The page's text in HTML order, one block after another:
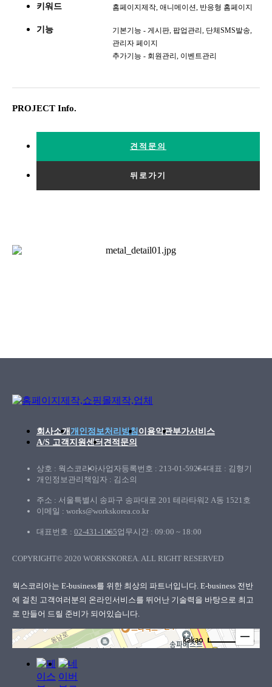
키워드 홈페이지제작, 애니메이션, 반응형 홈페이지
기능
기본기능 - 게시판, 팝업관리, 단체SMS발송,
관리자 페이지
추가기능 - 회원관리, 이벤트관리
PROJECT Info.
견적문의
뒤로가기
회사소개 개인정보처리방침 이용약관부가서비스
A/S 고객지원센터 견적문의
상호 : 웍스코리아사업자등록번호 : 213-01-59254대표 : 김형기
개인정보관리책임자 : 김소의
주소 : 서울특별시 송파구 송파대로 201 테라타워2 A동 1521호
이메일 : works@workskorea.co.kr
대표번호 : 02-431-1065업무시간 : 09:00 ~ 18:00
COPYRIGHT© 2020 WORKSKOREA. ALL RIGHT RESERVED
웍스코리아는 E-business를 위한 최상의 파트너입니다. E-business 전반
에 걸친 고객여러분의 온라인서비스를 뛰어난 기술력을 바탕으로 최고
로 만들어 드릴 준비가 되어있습니다.
웍스코리아